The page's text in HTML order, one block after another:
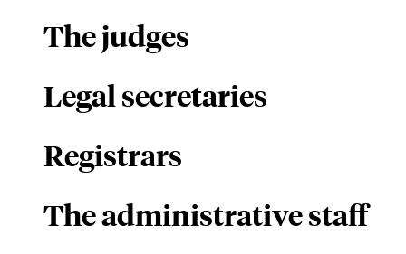
The judges
Legal secretaries
Registrars
The administrative staff